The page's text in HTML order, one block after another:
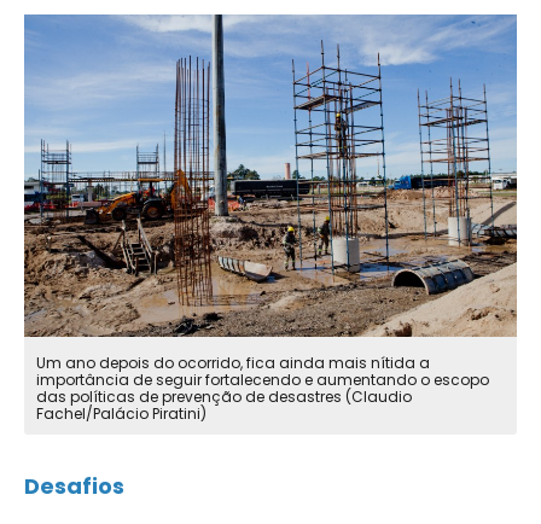
Um ano depois do ocorrido, fica ainda mais nítida a
importância de seguir fortalecendo e aumentando o escopo
das políticas de prevenção de desastres (Claudio
Fachel/Palácio Piratini)
Desafios